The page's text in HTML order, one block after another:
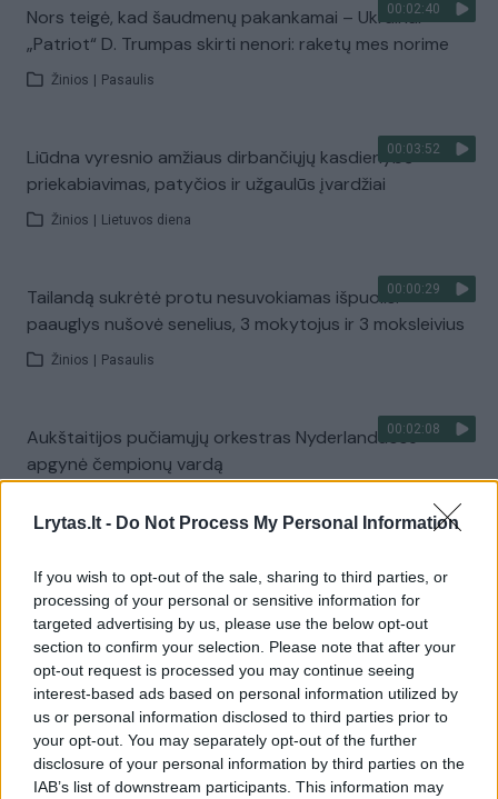
Lrytas.lt - Do Not Process My Personal Information
If you wish to opt-out of the sale, sharing to third parties, or
processing of your personal or sensitive information for
targeted advertising by us, please use the below opt-out
section to confirm your selection. Please note that after your
opt-out request is processed you may continue seeing
interest-based ads based on personal information utilized by
us or personal information disclosed to third parties prior to
your opt-out. You may separately opt-out of the further
disclosure of your personal information by third parties on the
IAB’s list of downstream participants. This information may
00:02:40
Nors teigė, kad šaudmenų pakankamai – Ukrainai
„Patriot“ D. Trumpas skirti nenori: raketų mes norime
Žinios Pasaulis
00:03:52
Liūdna vyresnio amžiaus dirbančiųjų kasdienybė –
priekabiavimas, patyčios ir užgaulūs įvardžiai
Žinios Lietuvos diena
00:00:29
Tailandą sukrėtė protu nesuvokiamas išpuolis:
paauglys nušovė senelius, 3 mokytojus ir 3 moksleivius
Žinios Pasaulis
00:02:08
Aukštaitijos pučiamųjų orkestras Nyderlanduose
apgynė čempionų vardą
Visi įrašai
Žiūrimiausi įrašai
Vaizdai iš tragiškos avarijos Vilniaus r.: dviejų moterų ir
vaiko gyvybių išgelbėti nepavyko